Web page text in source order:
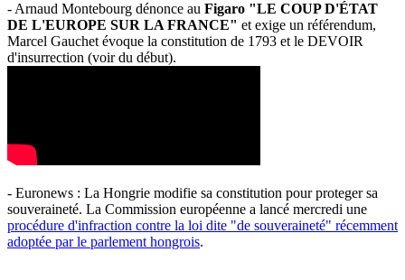
- Arnaud Montebourg dénonce au Figaro "LE COUP D'ÉTAT
DE L'EUROPE SUR LA FRANCE" et exige un référendum,
Marcel Gauchet évoque la constitution de 1793 et le DEVOIR
d'insurrection (voir du début).
- Euronews : La Hongrie modifie sa constitution pour proteger sa
souveraineté. La Commission européenne a lancé mercredi une
procédure d'infraction contre la loi dite "de souveraineté" récemment
adoptée par le parlement hongrois.